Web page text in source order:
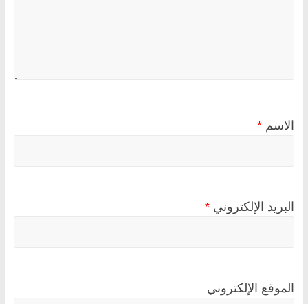
الاسم *
البريد الإلكتروني *
الموقع الإلكتروني